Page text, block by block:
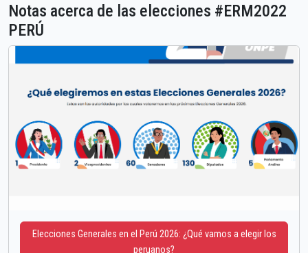
Notas acerca de las elecciones #ERM2022
PERÚ
Elecciones Generales en el Perú 2026: ¿Qué vamos a elegir los
peruanos?